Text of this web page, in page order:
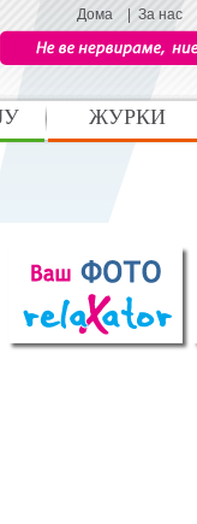
Дома За нас
ЖУРКИ